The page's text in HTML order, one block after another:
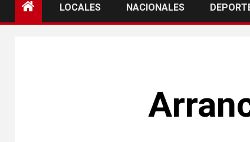
LOCALES NACIONALES